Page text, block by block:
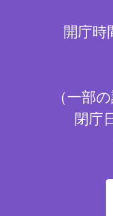
開庁時
（一部
閉庁